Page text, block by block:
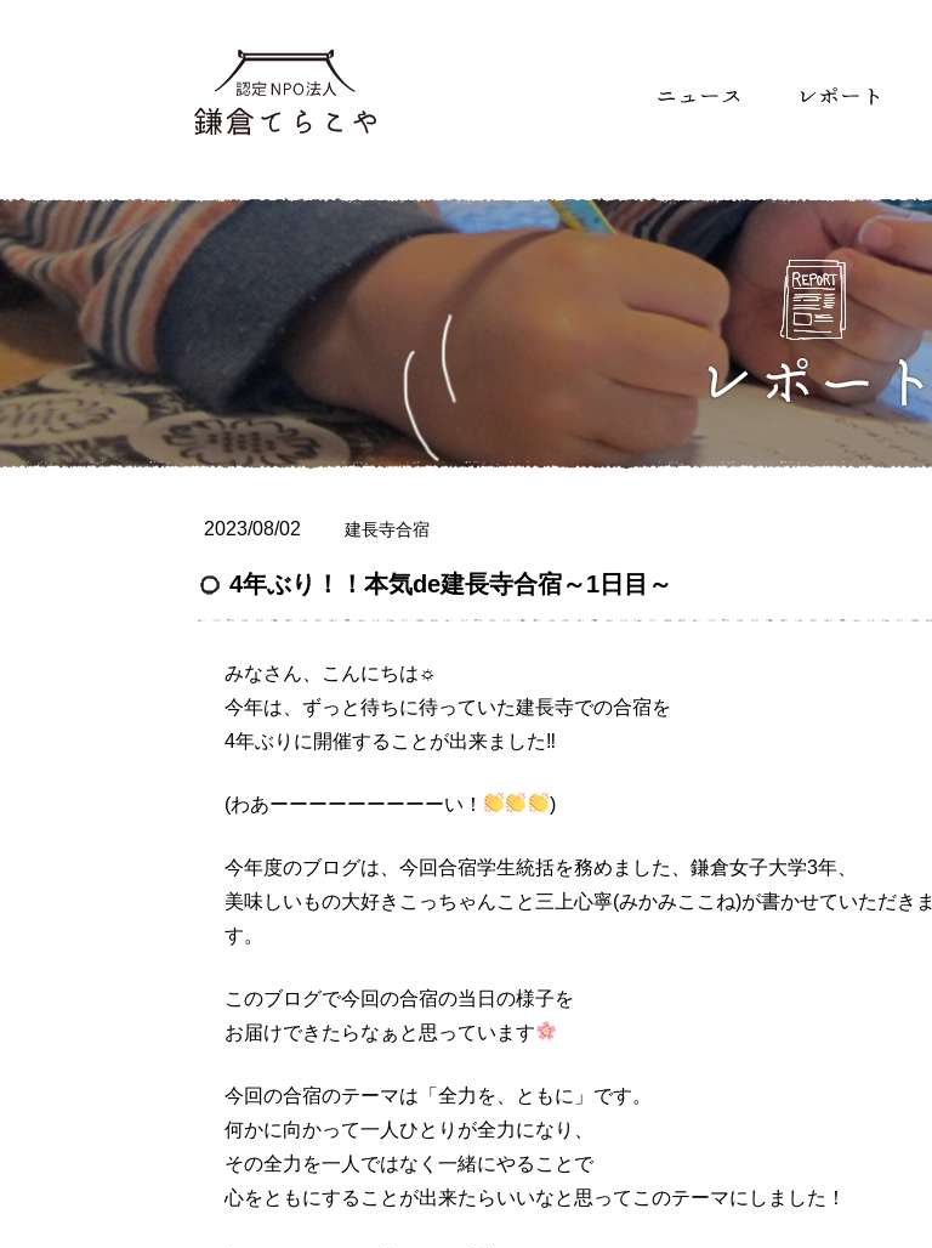
2023/08/02 建長寺合宿
4年ぶり！！本気de建長寺合宿～1日目～
みなさん、こんにちは☼
今年は、ずっと待ちに待っていた建長寺での合宿を
4年ぶりに開催することが出来ました‼
(わあーーーーーーーーーい！ )
今年度のブログは、今回合宿学生統括を務めました、鎌倉女子大学3年、
美味しいもの大好きこっちゃんこと三上心寧(みかみここね)が書かせていただきま
す。
このブログで今回の合宿の当日の様子を
お届けできたらなぁと思っています
今回の合宿のテーマは「全力を、ともに」です。
何かに向かって一人ひとりが全力になり、
その全力を一人ではなく一緒にやることで
心をともにすることが出来たらいいなと思ってこのテーマにしました！